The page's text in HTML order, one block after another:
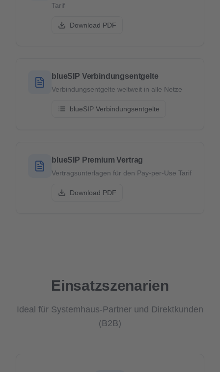
Tarif
Download PDF
blueSIP Verbindungsentgelte
Verbindungsentgelte weltweit in alle Netze
blueSIP Verbindungsentgelte
blueSIP Premium Vertrag
Vertragsunterlagen für den Pay-per-Use Tarif
Download PDF
Einsatzszenarien
Ideal für Systemhaus-Partner und Direktkunden
(B2B)